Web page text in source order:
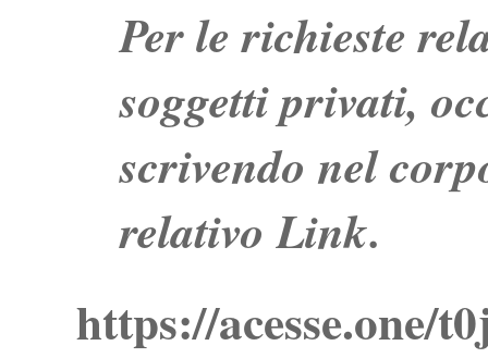
Per le richieste
soggetti privati,
scrivendo nel
relativo Link.
https://acesse.one/